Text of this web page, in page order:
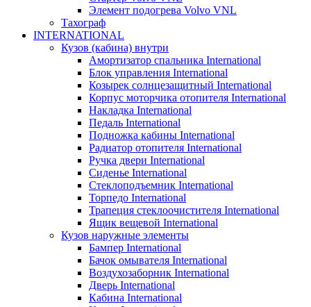
Элемент подогрева Volvo VNL
Тахограф
INTERNATIONAL
Кузов (кабина) внутри
Амортизатор спальника International
Блок управления International
Козырек солнцезащитный International
Корпус моторчика отопителя International
Накладка International
Педаль International
Подножка кабины International
Радиатор отопителя International
Ручка двери International
Сиденье International
Стеклоподъемник International
Торпедо International
Трапеция стеклоочистителя International
Ящик вещевой International
Кузов наружные элементы
Бампер International
Бачок омывателя International
Воздухозаборник International
Дверь International
Кабина International